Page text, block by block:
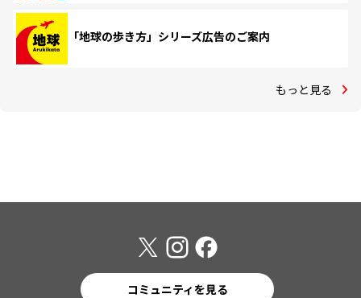
「地球の歩き方」シリーズ広告のご案内
もっと見る
コミュニティを見る